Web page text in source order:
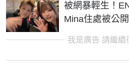
被網暴輕生！
Mina住處被公
我是廣告 請繼續